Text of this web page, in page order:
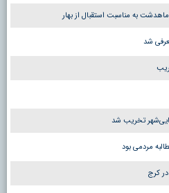
به مناسبت استقبال از بهار
شد
تخریب شد
مردمی بود